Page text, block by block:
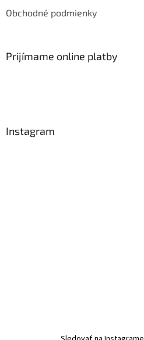
Obchodné podmienky
Prijímame online platby
Instagram